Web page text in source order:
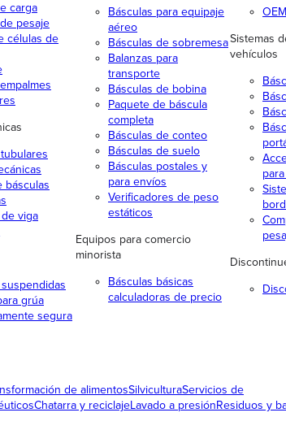
carga
pesaje
células de
básculas
viga
grúa
segura
Básculas para equipaje
aéreo
Básculas de sobremesa
Balanzas para
transporte
Básculas de bobina
Paquete de báscula
completa
Básculas de conteo
Básculas de suelo
Básculas postales y
para envíos
Verificadores de peso
estáticos
Equipos para comercio
minorista
Básculas básicas
calculadoras de precio
Sistemas
vehículos
de alimentosSilviculturaServicios de
Chatarra y reciclajeLavado a presiónResiduos y